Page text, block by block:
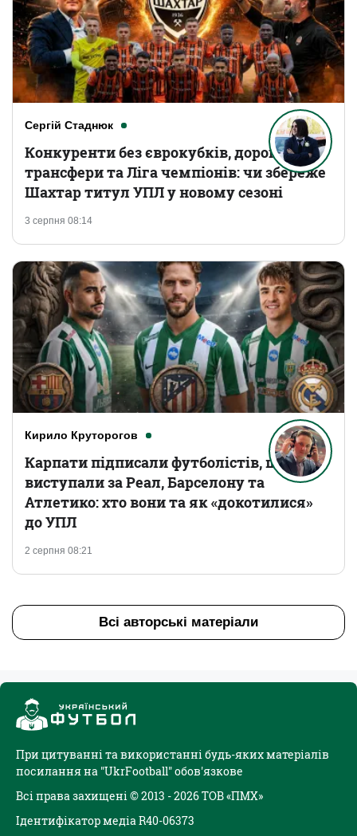
Сергій Стаднюк
3 серпня 08:14
Конкуренти без єврокубків, дорогі
трансфери та Ліга чемпіонів: чи збереже
Шахтар титул УПЛ у новому сезоні
Кирило Круторогов
2 серпня 08:21
Карпати підписали футболістів, що
виступали за Реал, Барселону та
Атлетико: хто вони та як «докотилися»
до УПЛ
Всі авторські матеріали
При цитуванні та використанні будь-яких матеріалів
посилання на "UkrFootball" обов'язкове
Всі права захищені © 2013 - 2026 ТОВ «ПМХ»
Ідентифікатор медіа R40-06373